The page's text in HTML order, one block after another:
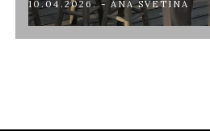
10.04.2026. - ANA SVETINA